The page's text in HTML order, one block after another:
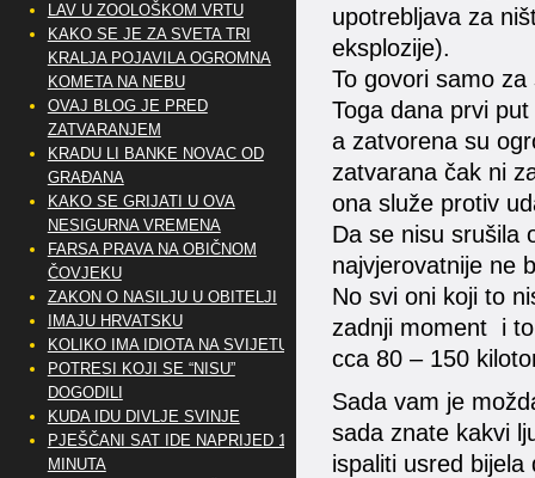
upotrebljava za
eksplozije).
To govori samo za
Toga dana prvi
a zatvorena su
zatvarana čak ni
ona služe protiv
Da se nisu srušila
najvjerovatnije ne
No svi oni koji to
zadnji moment i
cca 80 – 150
Sada vam je
sada znate kakvi
ispaliti usred
LAV U ZOOLOŠKOM VRTU
KAKO SE JE ZA SVETA TRI
KRALJA POJAVILA OGROMNA
KOMETA NA NEBU
OVAJ BLOG JE PRED
ZATVARANJEM
KRADU LI BANKE NOVAC OD
GRAĐANA
KAKO SE GRIJATI U OVA
NESIGURNA VREMENA
FARSA PRAVA NA OBIČNOM
ČOVJEKU
ZAKON O NASILJU U OBITELJI
IMAJU HRVATSKU
KOLIKO IMA IDIOTA NA SVIJETU?
POTRESI KOJI SE “NISU”
DOGODILI
KUDA IDU DIVLJE SVINJE
PJEŠČANI SAT IDE NAPRIJED 10
MINUTA